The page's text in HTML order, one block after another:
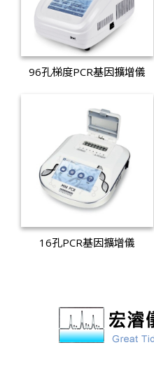
96孔梯度PCR基因擴增儀
16孔PCR基因擴增儀